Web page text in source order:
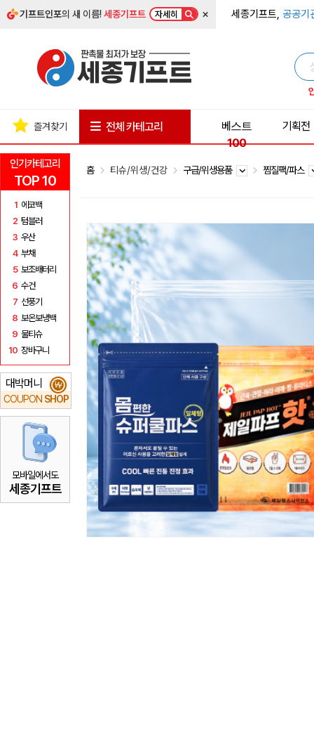
기프트인포의 새 이름!세종기프트 자세히 × 세종기프트, 공공기
인기카테고리
TOP 10
1 에코백
2 텀블러
3 우산
4 부채
5 보조배터리
6 수건
7 선풍기
8 보온보냉백
9 물티슈
10 장바구니
대박머니
COUPON SHOP
₩
모바일에서도
세종기프트
즐겨찾기 전체 카테고리
베스트
100
기획전
홈 티슈/위생/건강 구급/위생용품 찜질팩/파스